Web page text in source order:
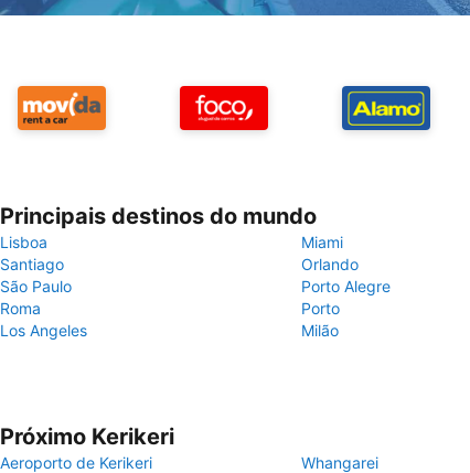
Principais destinos do mundo
Lisboa
Miami
Santiago
Orlando
São Paulo
Porto Alegre
Roma
Porto
Los Angeles
Milão
Próximo Kerikeri
Aeroporto de Kerikeri Whangarei